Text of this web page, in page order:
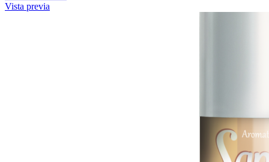
Vista previa